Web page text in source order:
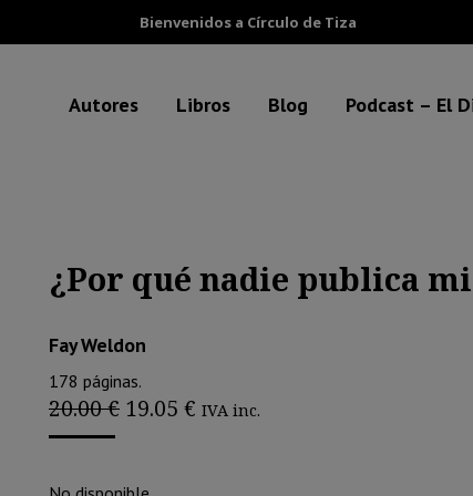
Bienvenidos a Círculo de Tiza
Autores Libros Blog Podcast – El
¿Por qué nadie publica
Fay Weldon
178 páginas.
20.00€ El
19.05 € El
IVA inc.